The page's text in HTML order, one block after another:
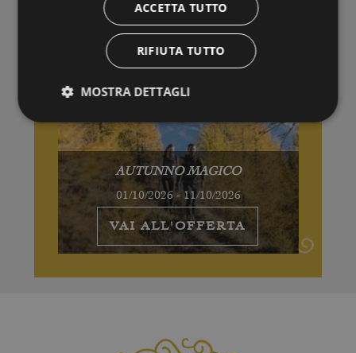
AUTUNNO MAGICO
01/10/2026 - 11/10/2026
VAI ALL'OFFERTA
ACCETTA TUTTO
RIFIUTA TUTTO
MOSTRA DETTAGLI